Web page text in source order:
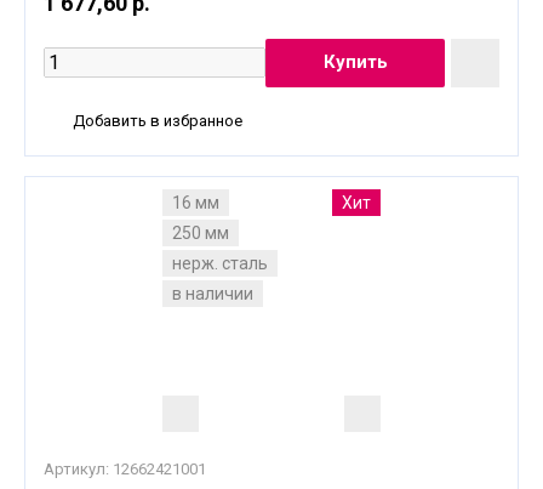
Добавить в избранное
16 мм
250 мм
нерж. сталь
в наличии
Хит
Артикул: 12662421001